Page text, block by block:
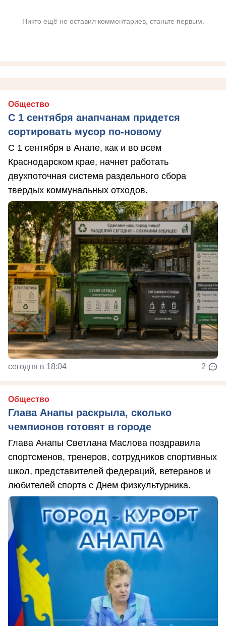
Никто ещё не оставил комментариев, станьте первым.
Общество
С 1 сентября анапчанам придется
сортировать мусор по-новому
С 1 сентября в Анапе, как и во всем
Краснодарском крае, начнет работать
двухпоточная система раздельного сбора
твердых коммунальных отходов.
сегодня в 18:04 2
Общество
Глава Анапы раскрыла, сколько
чемпионов готовят в городе
Глава Анапы Светлана Маслова поздравила
спортсменов, тренеров, сотрудников спортивных
школ, представителей федераций, ветеранов и
любителей спорта с Днем физкультурника.